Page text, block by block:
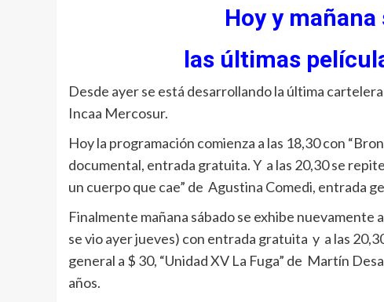
Hoy y
las últimas
Desde ayer se está desarrollando la última
Incaa Mercosur.
Hoy la programación comienza a las 18,30 con
documental, entrada gratuita. Y a las 20,30 se
un cuerpo que cae” de Agustina Comedi, entrada
Finalmente mañana sábado se exhibe nuevamente
se vio ayer jueves) con entrada gratuita y a las
general a $ 30, “Unidad XV La Fuga” de Martín
años.